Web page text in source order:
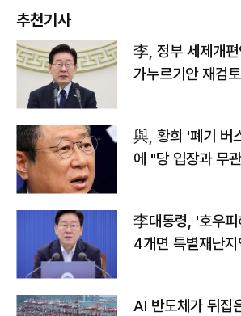
추천기사
李, 정부 세제개
가누르기안 재검
與, 황희 '폐기 버
에 "당 입장과 무
李대통령, '호우피
4개면 특별재난
AI 반도체가 뒤집